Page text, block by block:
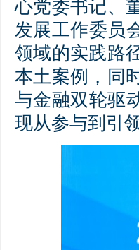
心党委书记、
发展工作委员
领域的实践路
本土案例，同
与金融双轮驱
现从参与到引